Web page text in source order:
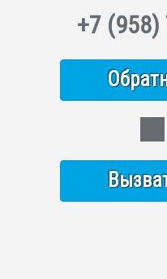
+7 (958)